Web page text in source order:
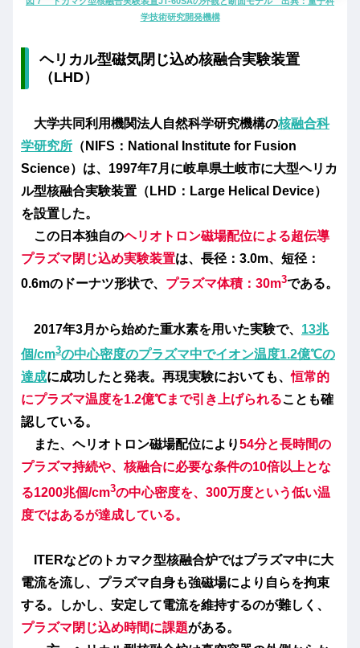
学技術研究開発機構
ヘリカル型磁気閉じ込め核融合実験装置
（LHD）
大学共同利用機関法人自然科学研究機構の核融合科
学研究所 （NIFS：National Institute for Fusion
Science）は、1997年7月に岐阜県土岐市に大型ヘリカ
ル型核融合実験装置（LHD：Large Helical Device）
を設置した。
この日本独自のヘリオトロン磁場配位による超伝導
プラズマ閉じ込め実験装置は、長径：3.0m、短径：
0.6mのドーナツ形状で、 プラズマ体積：30m3である。
2017年3月から始めた重水素を用いた実験で、 13兆
個/cm3の中心密度のプラズマ中でイオン温度1.2億℃の
達成に成功したと発表。再現実験においても、恒常的
にプラズマ温度を1.2億℃まで引き上げられることも確
認している。
また、ヘリオトロン磁場配位により54分と長時間の
プラズマ持続や、核融合に必要な条件の10倍以上とな
る1200兆個/cm3の中心密度を、300万度という低い温
度ではあるが達成している。
ITERなどの トカマク型核融合炉ではプラズマ中に大
電流を流し、プラズマ自身も強磁場により自らを拘束
する。しかし、安定して電流を維持するのが難しく、
プラズマ閉じ込め時間に課題がある。